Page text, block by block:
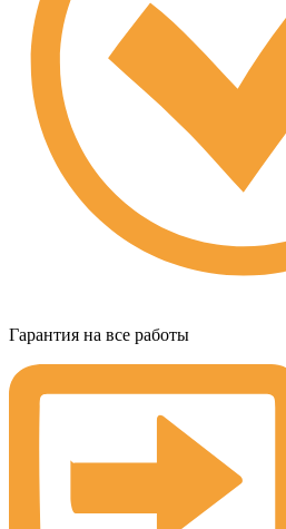
Гарантия на все работы